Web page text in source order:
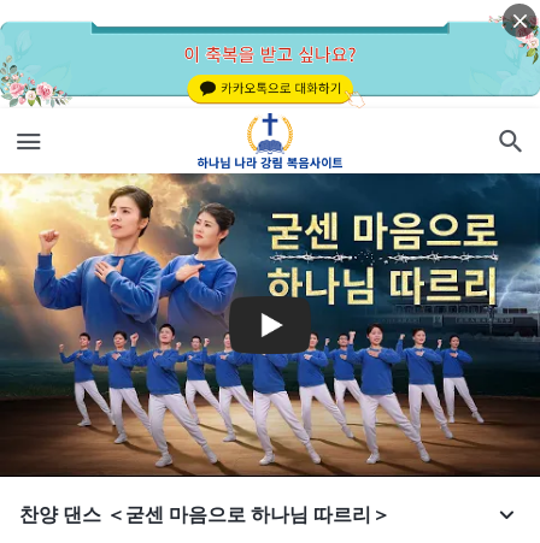
찬양 댄스 ＜굳센 마음으로 하나님 따르리＞